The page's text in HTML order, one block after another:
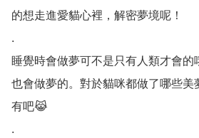
的想走進愛貓心裡，解密夢境呢！
.
睡覺時會做夢可不是只有人類才會的
也會做夢的。對於貓咪都做了哪些美
有吧😹
.